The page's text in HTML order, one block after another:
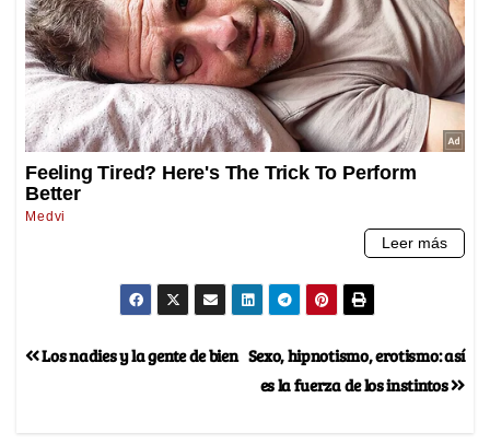
Sexo, hipnotismo, erotismo: así
es la fuerza de los instintos
Los nadies y la gente de bien